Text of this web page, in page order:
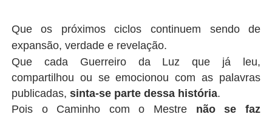
Que os próximos ciclos continuem sendo de
expansão, verdade e revelação.
Que cada Guerreiro da Luz que já leu,
compartilhou ou se emocionou com as palavras
publicadas, sinta-se parte dessa história.
Pois o Caminho com o Mestre não se faz